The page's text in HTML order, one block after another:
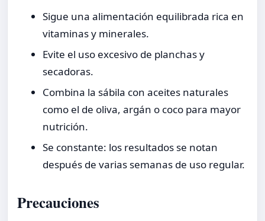
Sigue una alimentación equilibrada rica en
vitaminas y minerales.
Evite el uso excesivo de planchas y
secadoras.
Combina la sábila con aceites naturales
como el de oliva, argán o coco para mayor
nutrición.
Se constante: los resultados se notan
después de varias semanas de uso regular.
Precauciones